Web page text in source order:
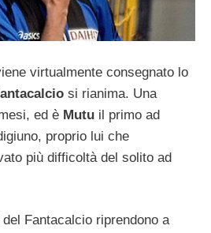
virtualmente consegnato lo
si rianima. Una
ed è Mutu il primo ad
proprio lui che
più difficoltà del solito ad
Fantacalcio riprendono a